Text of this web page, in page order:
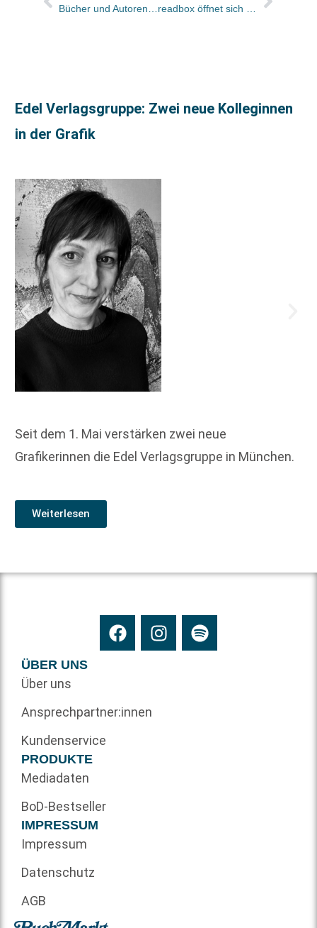
Edel Verlagsgruppe: Zwei neue Kolleginnen
in der Grafik
Seit dem 1. Mai verstärken zwei neue
Grafikerinnen die Edel Verlagsgruppe in München.
Weiterlesen
ÜBER UNS
Über uns
Ansprechpartner:innen
Kundenservice
PRODUKTE
Mediadaten
BoD-Bestseller
IMPRESSUM
Impressum
Datenschutz
AGB